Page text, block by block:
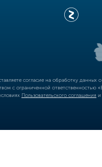
согласие на обработку
с ограниченной
Пользовательского соглашения и